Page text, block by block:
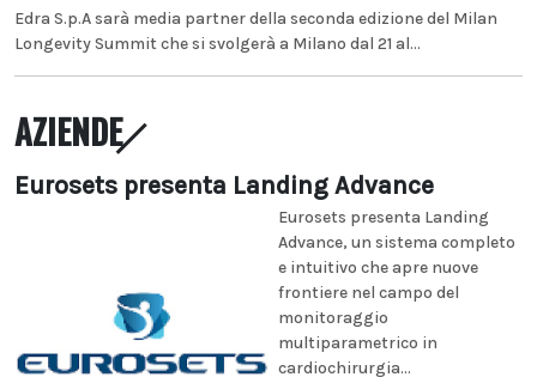
Edra S.p.A sarà media partner della seconda edizione del Milan
Longevity Summit che si svolgerà a Milano dal 21 al...
AZIENDE
Eurosets presenta Landing Advance
Eurosets presenta Landing
Advance, un sistema completo
e intuitivo che apre nuove
frontiere nel campo del
monitoraggio
multiparametrico in
cardiochirurgia...